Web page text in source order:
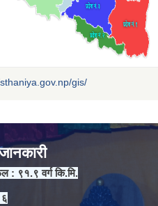
gis/
: ९१.९ वर्ग कि.मि.
६